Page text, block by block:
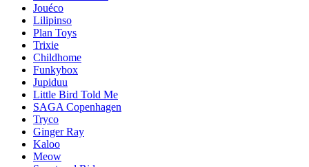
Jouéco
Lilipinso
Plan Toys
Trixie
Childhome
Funkybox
Jupiduu
Little Bird Told Me
SAGA Copenhagen
Tryco
Ginger Ray
Kaloo
Meow